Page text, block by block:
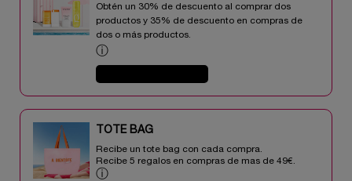
Obtén un 30% de descuento al comprar dos
productos y 35% de descuento en compras de
dos o más productos.​
ⓘ
TOTE BAG​​
Recibe un tote bag con cada compra.
Recibe 5 regalos en compras de mas de 49€.​
ⓘ